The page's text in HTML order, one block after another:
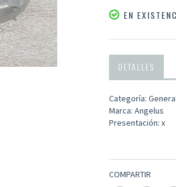
EN
DETALLES
Categoría: General
Marca: Angelus
Presentación: x
COMPARTIR